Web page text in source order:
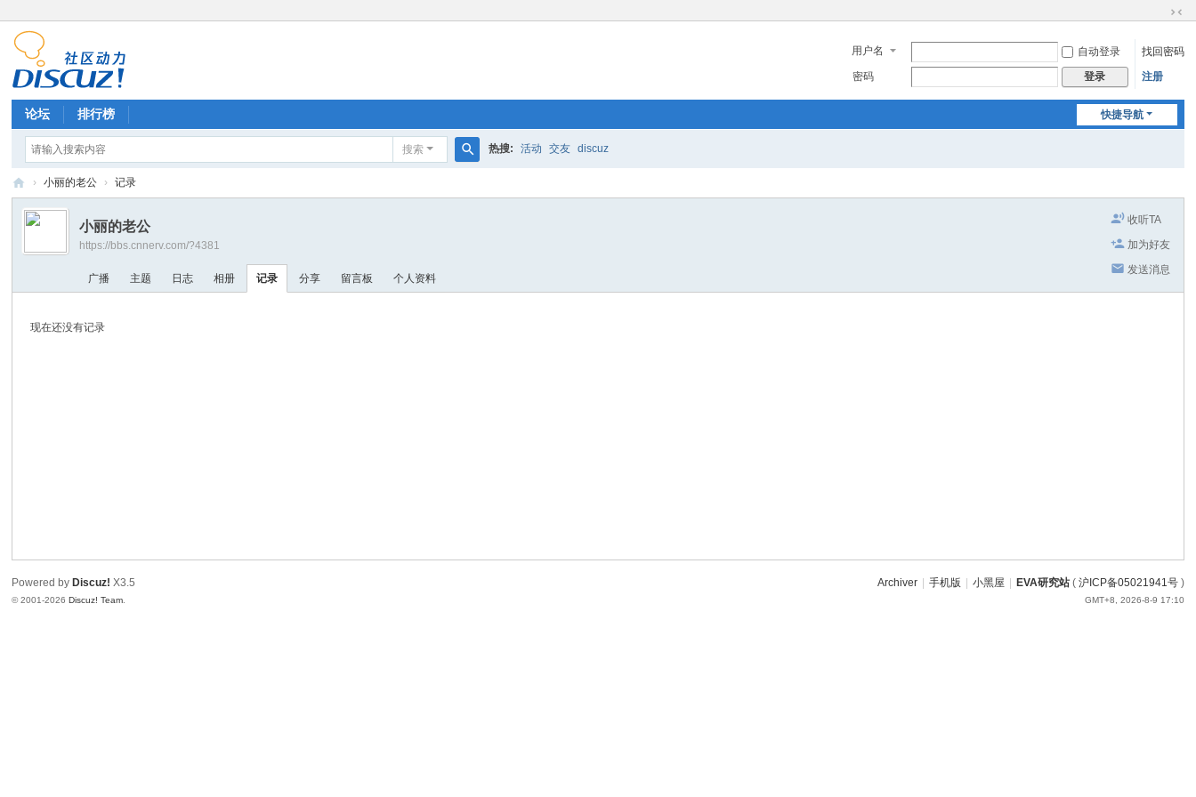
换
到
用户名 自动登录
找回密码
密码
登录 注册
快捷导航
论坛 排行榜
搜索
索
热搜: 活动 交友 discuz
E
› 小丽的老公 › 记录
收听TA
加为好友
发送消息
小丽的老公
https://bbs.cnnerv.com/?4381
广播 主题 日志 相册 记录 分享 留言板 个人资料
现在还没有记录
Archiver 手机版 小黑屋 EVA研究站( 沪ICP备05021941号)
GMT+8, 2026-8-9 17:10
Powered by Discuz! X3.5
© 2001-2026Discuz! Team